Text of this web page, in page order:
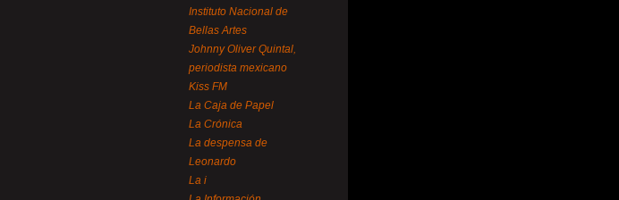
Instituto Nacional de
Bellas Artes
Johnny Oliver Quintal,
periodista mexicano
Kiss FM
La Caja de Papel
La Crónica
La despensa de
Leonardo
La i